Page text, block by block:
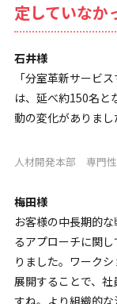
定していなか
石井様
「分室革新サービ
は、延べ約150名と
動の変化がありまし
人材開発本部 専門
梅田様
お客様の中長期的
るアプローチに関
りました。ワーク
展開することで、
すね。より組織的